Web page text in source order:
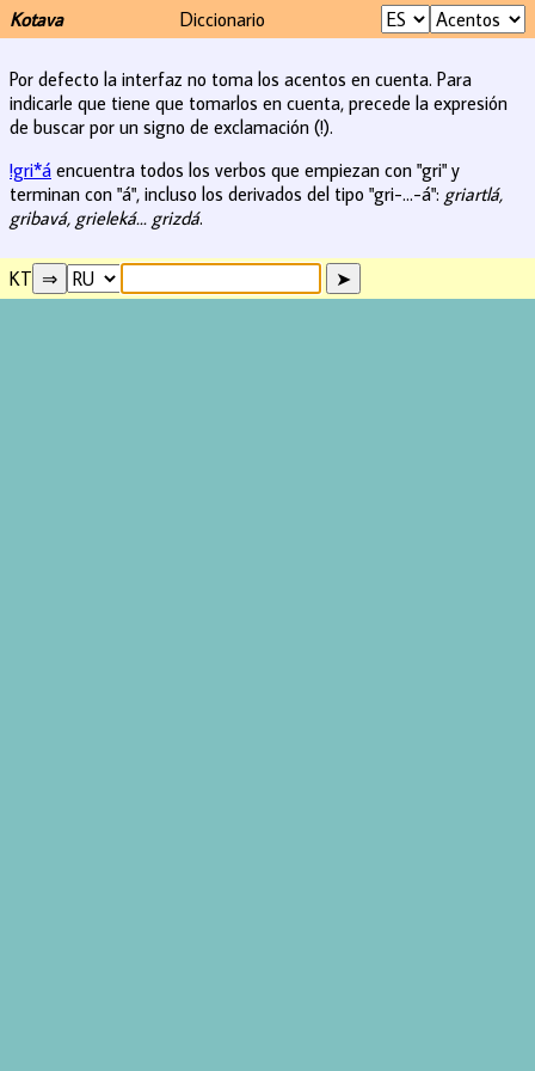
Kotava Diccionario
Por defecto la interfaz no toma los acentos en cuenta. Para
indicarle que tiene que tomarlos en cuenta, precede la expresión
de buscar por un signo de exclamación (!).
!gri*á encuentra todos los verbos que empiezan con "gri" y
terminan con "á", incluso los derivados del tipo "gri-...-á": griartlá,
gribavá, grieleká... grizdá.
KT